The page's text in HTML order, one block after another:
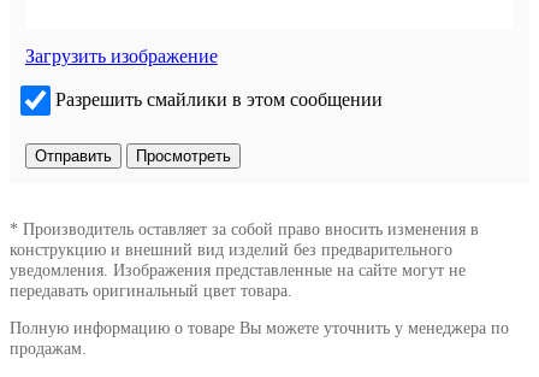
Загрузить изображение
Разрешить смайлики в этом сообщении
* Производитель оставляет за собой право вносить изменения в
конструкцию и внешний вид изделий без предварительного
уведомления. Изображения представленные на сайте могут не
передавать оригинальный цвет товара.
Полную информацию о товаре Вы можете уточнить у менеджера по
продажам.